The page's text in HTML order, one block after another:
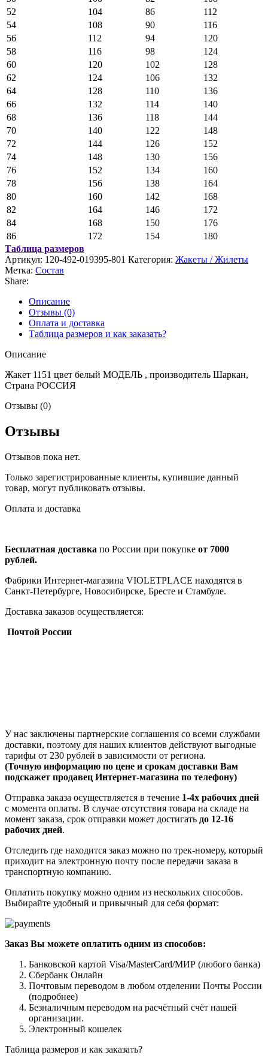
52
104 86
112
54
108 90
116
56
112 94
120
58
116 98
124
60
120 102
128
62
124 106
132
64
128 110
136
66
132 114
140
68
136 118
144
70
140 122
148
72
144 126
152
74
148 130
156
76
152 134
160
78
156 138
164
80
160 142
168
82
164 146
172
84
168 150
176
86
172 154
180
Таблица размеров
Артикул: 120-492-019395-801 Категория: Жакеты / Жилеты
Метка: Состав
Share:
Описание
Отзывы (0)
Оплата и доставка
Таблица размеров и как заказать?
Описание
Жакет 1151 цвет белый МОДЕЛЬ , производитель Шаркан,
Страна РОССИЯ
Отзывы (0)
Отзывы
Отзывов пока нет.
Только зарегистрированные клиенты, купившие данный
товар, могут публиковать отзывы.
Оплата и доставка
Бесплатная доставка по России при покупке от 7000
рублей.
Фабрики Интернет-магазина VIOLETPLACE находятся в
Санкт-Петербурге, Новосибирске, Бресте и Стамбуле.
Доставка заказов осуществляется:
Почтой России
У нас заключены партнерские соглашения со всеми службами
доставки, поэтому для наших клиентов действуют выгодные
тарифы от 230 рублей в зависимости от региона.
(Точную информацию по цене и срокам доставки Вам
подскажет продавец Интернет-магазина по телефону)
Отправка заказа осуществляется в течение 1-4х рабочих дней
с момента оплаты. В случае отсутствия товара на складе на
момент заказа, срок отправки может достигать до 12-16
рабочих дней.
Отследить где находится заказ можно по трек-номеру, который
приходит на электронную почту после передачи заказа в
транспортную компанию.
Оплатить покупку можно одним из нескольких способов.
Выбирайте удобный и привычный для себя формат:
Заказ Вы можете оплатить одним из способов:
Банковской картой Visa/MasterCard/МИР (любого банка)
Сбербанк Онлайн
Почтовым переводом в любом отделении Почты России
(подробнее)
Безналичным переводом на расчётный счёт нашей
организации.
Электронный кошелек
Таблица размеров и как заказать?